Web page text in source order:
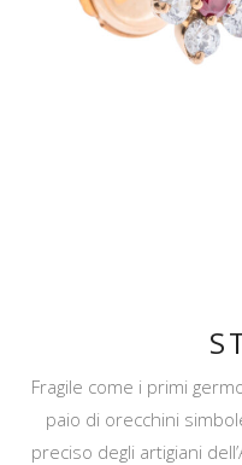
Fragile come i primi
paio di orecchini
preciso degli artigiani